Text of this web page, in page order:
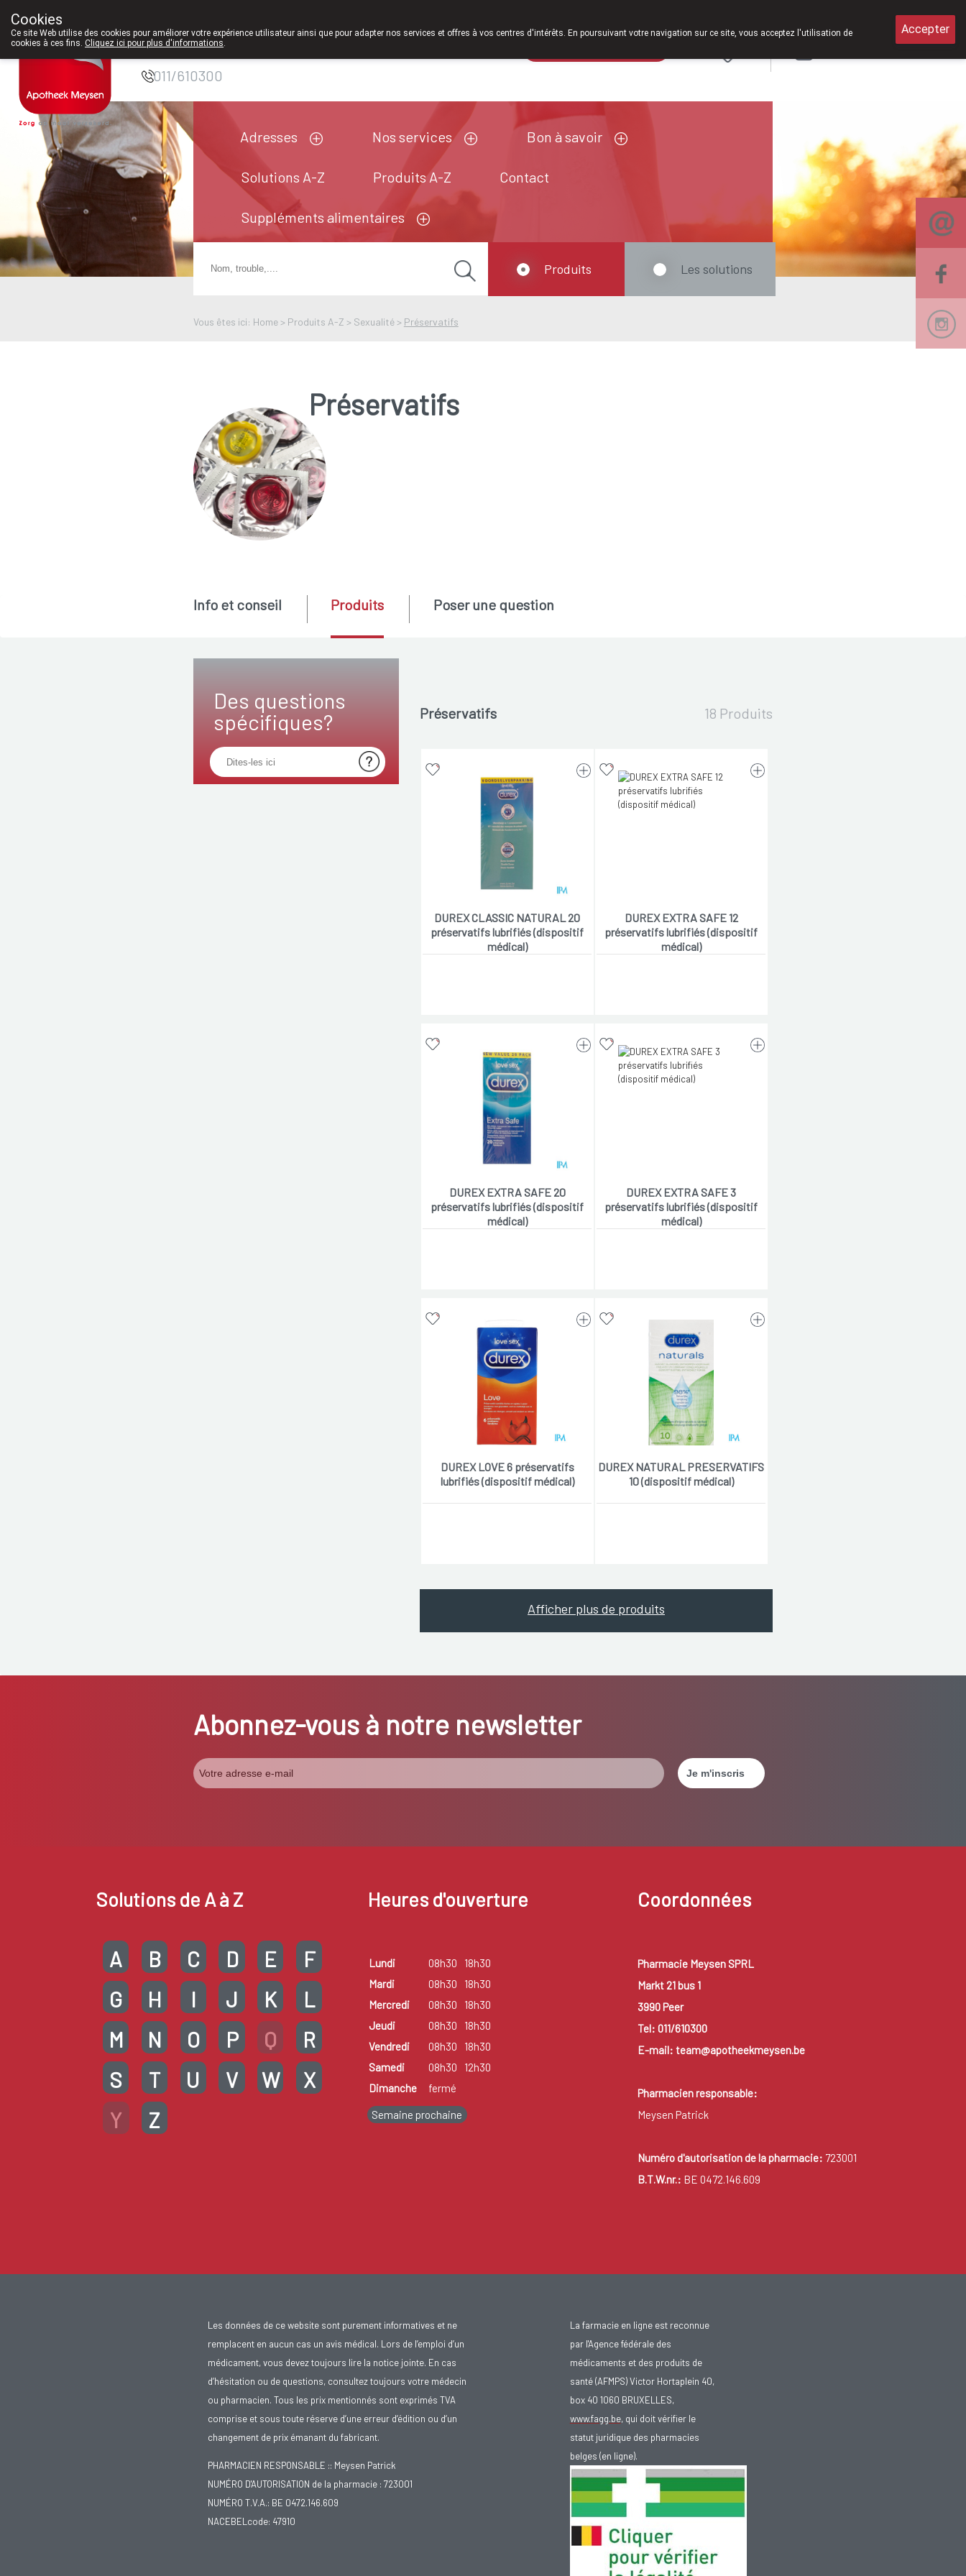
Pharmacie Meysen
SPRL
011/610300
Adresses Nos services Bon à savoir
Solutions A-Z Produits A-Z Contact
Suppléments alimentaires
Vous êtes ici: Home > Produits A-Z > Sexualité > Préservatifs
Produits Les solutions
Préservatifs
Des questions
spécifiques?
Info et conseil Produits Poser une question
Préservatifs 18 Produits
DUREX CLASSIC NATURAL 20
préservatifs lubrifiés (dispositif
médical)
DUREX EXTRA SAFE 12
préservatifs lubrifiés (dispositif
médical)
DUREX EXTRA SAFE 20
préservatifs lubrifiés (dispositif
médical)
DUREX EXTRA SAFE 3
préservatifs lubrifiés (dispositif
médical)
DUREX LOVE 6 préservatifs
lubrifiés (dispositif médical)
DUREX NATURAL PRESERVATIFS
10 (dispositif médical)
Afficher plus de produits
Abonnez-vous à notre newsletter
Solutions de A à Z
A B C D E
F
G
H I J K
L
M
N O P Q
R
S
T U V W
X
Y
Z
Heures d'ouverture
Lundi 08h30
18h30
Mardi
08h30
18h30
Mercredi
08h30
18h30
Jeudi
08h30
18h30
Vendredi
08h30
18h30
Samedi
08h30
12h30
Dimanche
fermé
Semaine prochaine
Coordonnées
Pharmacie Meysen SPRL
Markt 21 bus 1
3990 Peer
Tel: 011/610300
E-mail: team@apotheekmeysen.be
Pharmacien responsable:
Meysen Patrick
Numéro d'autorisation de la pharmacie: 723001
B.T.W.nr.: BE 0472.146.609
Les données de ce website sont purement informatives et ne
remplacent en aucun cas un avis médical. Lors de l’emploi d’un
médicament, vous devez toujours lire la notice jointe. En cas
d’hésitation ou de questions, consultez toujours votre médecin
ou pharmacien. Tous les prix mentionnés sont exprimés TVA
comprise et sous toute réserve d’une erreur d’édition ou d’un
changement de prix émanant du fabricant.
PHARMACIEN RESPONSABLE :: Meysen Patrick
NUMÉRO D'AUTORISATION de la pharmacie : 723001
NUMÉRO T.V.A.: BE 0472.146.609
NACEBELcode: 47910
La farmacie en ligne est reconnue
par l'Agence fédérale des
médicaments et des produits de
santé (AFMPS) Victor Hortaplein 40,
box 40 1060 BRUXELLES,
www.fagg.be, qui doit vérifier le
statut juridique des pharmacies
belges (en ligne).
Cookies
Ce site Web utilise des cookies pour améliorer votre expérience utilisateur ainsi que pour adapter nos services et offres à vos centres d'intérêts. En poursuivant votre navigation sur ce site, vous acceptez l'utilisation de
cookies à ces fins. Cliquez ici pour plus d'informations.
Accepter